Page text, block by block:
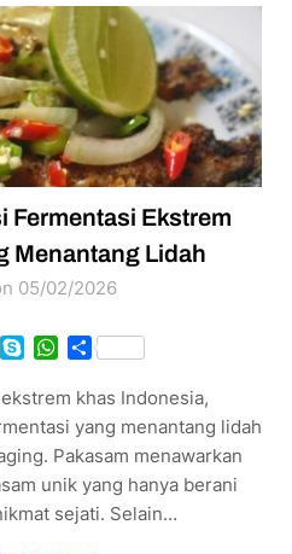
Fermentasi Ekstrem
Menantang Lidah
05/02/2026
Telegram
SkypeWhatsApp
Share
khas Indonesia,
yang menantang lidah
Pakasam menawarkan
unik yang hanya berani
sejati. Selain…